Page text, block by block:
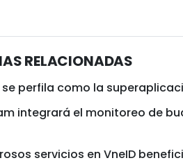
RELACIONADAS
se perfila como la
integrará el monitoreo de
servicios en VneID